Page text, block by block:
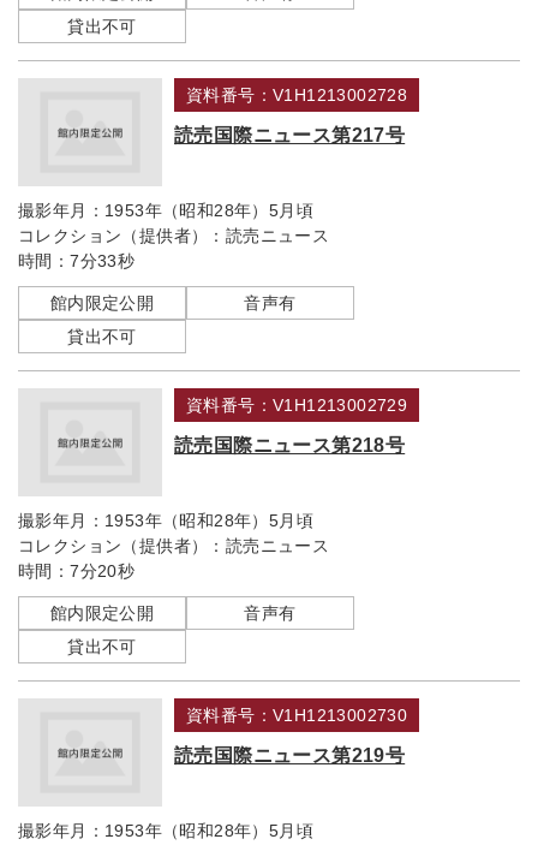
貸出不可
資料番号：V1H1213002728
読売国際ニュース第217号
撮影年月： 1953年（昭和28年）5月頃
コレクション（提供者）： 読売ニュース
時間：7分33秒
館内限定公開
音声有
貸出不可
資料番号：V1H1213002729
読売国際ニュース第218号
撮影年月： 1953年（昭和28年）5月頃
コレクション（提供者）： 読売ニュース
時間：7分20秒
館内限定公開
音声有
貸出不可
資料番号：V1H1213002730
読売国際ニュース第219号
撮影年月： 1953年（昭和28年）5月頃